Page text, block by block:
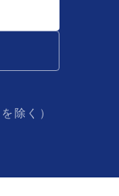
除く）